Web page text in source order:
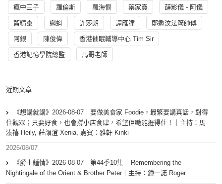
瘋中三子 羅倫斯 羅海憫 葉家寶 薛影儀 - 阿儀
藍精靈 蝌蚪 許莎朗 譚雁瞳 鄭遨汶法筠師傅
阿銀 陳俊偉 香港催眠輔導中心 Tim Sir
香港記憶學院總監 馬哥老師
近期文章
《想講就講》2026-08-07｜要做美食家 Foodie，最緊要講真話，對得
住觀眾；只要好食，也會撐小店食肆，希望佢哋能捱得住！｜主持：馬
溱禧 Heily, 莊韻澄 Xenia, 嘉賓：雅軒 Kinki
2026/08/07
《爵士鍾情》2026-08-07︱第44季10集 – Remembering the
Nightingale of the Orient & Brother Peter︱主持：鍾一諾 Roger